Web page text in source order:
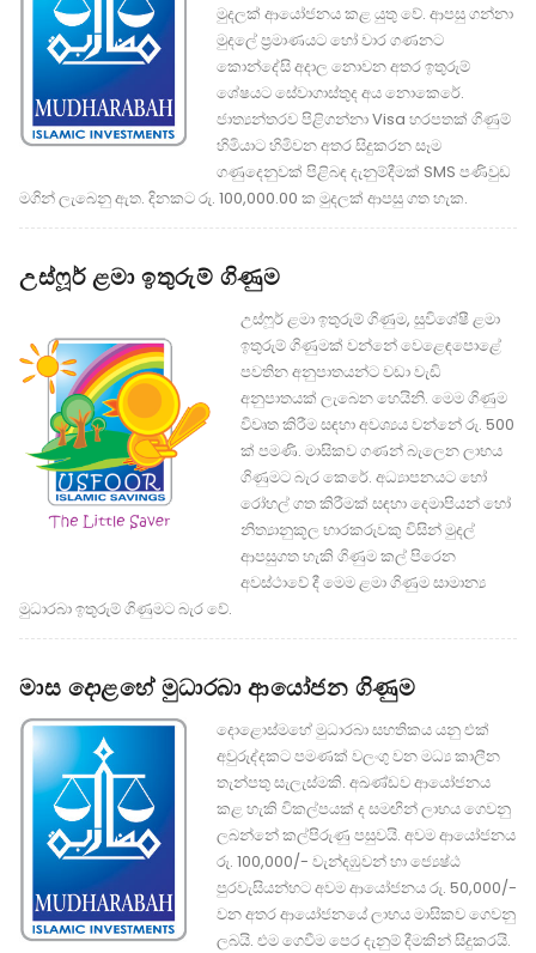
මුදලක් ආයෝජනය කළ යුතු වේ. ආපසු ගන්නා
මුදලේ ප‍්‍රමාණයට හෝ වාර ගණනට
කොන්දේසි අදාල නොවන අතර ඉතුරුම්
ශේෂයට සේවාගාස්තුද අය නොකෙරේ.
ජාත්‍යන්තරව පිළිගන්නා Visa හරපතක් ගිණුම්
හිමියාට හිමිවන අතර සිදුකරන සෑම
ගණුදෙනුවක් පිළිබඳ දැනුම්දීමක් SMS පණිවුඩ
මගින් ලැබෙනු ඇත. දිනකට රු. 100,000.00 ක මුදලක් ආපසු ගත හැක.
උස්ෆූර් ළමා ඉතුරුම් ගිණුම
උස්ෆූර් ළමා ඉතුරුම් ගිණුම, සුවිශේෂී ළමා
ඉතුරුම් ගිණුමක් වන්නේ වෙළෙඳපොළේ
පවතින අනුපාතයන්ට වඩා වැඩි
අනුපාතයක් ලැබෙන හෙයිනි. මෙම ගිණුම
විවෘත කිරීම සඳහා අවශ්‍යය වන්නේ රු. 500
ක් පමණි. මාසිකව ගණන් බැලෙන ලාභය
ගිණුමට බැර කෙරේ. අධ්‍යාපනයට හෝ
රෝහල් ගත කිරීමක් සඳහා දෙමාපියන් හෝ
නිත්‍යානුකූල භාරකරුවකු විසින් මුදල්
ආපසුගත හැකි ගිණුම කල් පිරෙන
අවස්ථාවේ දී මෙම ළමා ගිණුම සාමාන්‍ය
මුධාරබා ඉතුරුම් ගිණුමට බැර වේ.
මාස දොළහේ මුධාරබා ආයෝජන ගිණුම
දොළොස්මහේ මුධාරබා සහතිකය යනු එක්
අවුරුද්දකට පමණක් වලංගු වන මධ්‍ය කාලීන
තැන්පතු සැලැස්මකි. අඛණ්ඩව ආයෝජනය
කළ හැකි විකල්පයක් ද සමඟින් ලාභය ගෙවනු
ලබන්නේ කල්පිරුණු පසුවයි. අවම ආයෝජනය
රු. 100,000/- වැන්දඹුවන් හා ජ්‍යෙෂ්ඨ
පුරවැසියන්හට අවම ආයෝජනය රු. 50,000/-
වන අතර ආයෝජනයේ ලාභය මාසිකව ගෙවනු
ලබයි. එම ගෙවීම පෙර දැනුම් දීමකින් සිදුකරයි.